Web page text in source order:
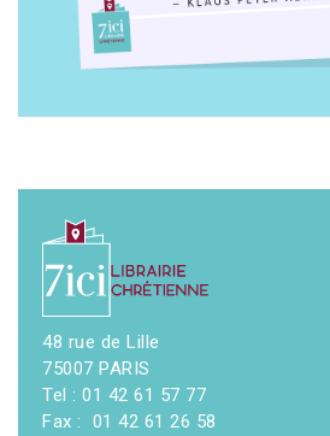
48 rue de Lille
75007 PARIS
Tel : 01 42 61 57 77
Fax : 01 42 61 26 58